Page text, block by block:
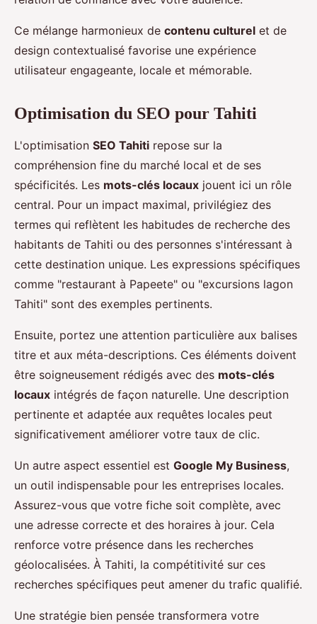
Ce mélange harmonieux de contenu culturel et de
design contextualisé favorise une expérience
utilisateur engageante, locale et mémorable.
Optimisation du SEO pour Tahiti
L'optimisation SEO Tahiti repose sur la
compréhension fine du marché local et de ses
spécificités. Les mots-clés locaux jouent ici un rôle
central. Pour un impact maximal, privilégiez des
termes qui reflètent les habitudes de recherche des
habitants de Tahiti ou des personnes s'intéressant à
cette destination unique. Les expressions spécifiques
comme "restaurant à Papeete" ou "excursions lagon
Tahiti" sont des exemples pertinents.
Ensuite, portez une attention particulière aux balises
titre et aux méta-descriptions. Ces éléments doivent
être soigneusement rédigés avec des mots-clés
locaux intégrés de façon naturelle. Une description
pertinente et adaptée aux requêtes locales peut
significativement améliorer votre taux de clic.
Un autre aspect essentiel est Google My Business,
un outil indispensable pour les entreprises locales.
Assurez-vous que votre fiche soit complète, avec
une adresse correcte et des horaires à jour. Cela
renforce votre présence dans les recherches
géolocalisées. À Tahiti, la compétitivité sur ces
recherches spécifiques peut amener du trafic qualifié.
Une stratégie bien pensée transformera votre